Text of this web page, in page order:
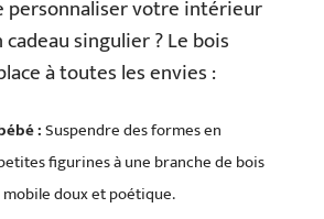
personnaliser votre intérieur
singulier ? Le bois
à toutes les envies :
:Suspendre des formes en
figurines à une branche de bois
doux et poétique.